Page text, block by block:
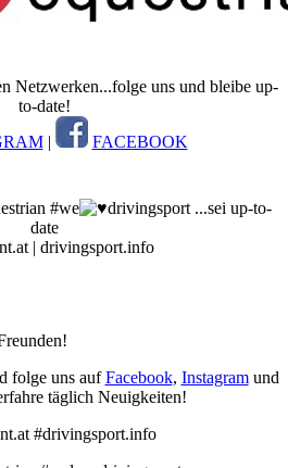
Netzwerken...folge uns und bleibe up-
to-date!
| FACEBOOK
#we
drivingsport ...sei up-to-
date
| drivingsport.info
folge uns aufFacebook, Instagramund
täglich Neuigkeiten!
#drivingsport.info